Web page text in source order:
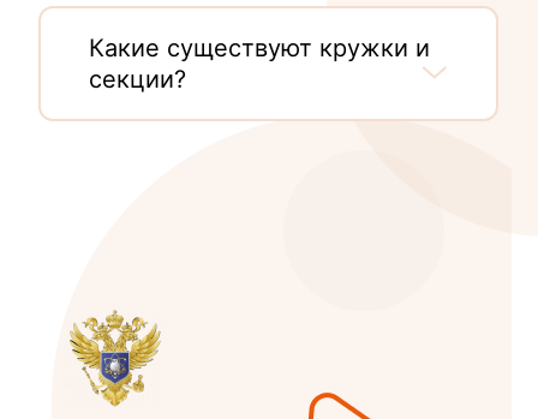
Какие существуют кружки и
секции?